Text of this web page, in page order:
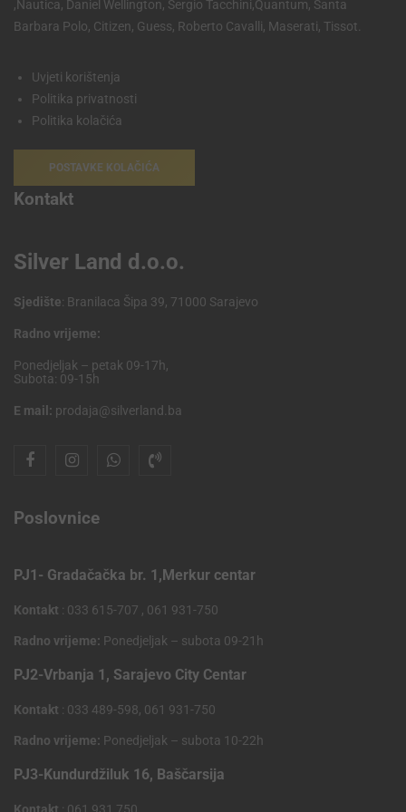
,Nautica, Daniel Wellington, Sergio Tacchini,Quantum, Santa
Barbara Polo, Citizen, Guess, Roberto Cavalli, Maserati, Tissot.
Uvjeti korištenja
Politika privatnosti
Politika kolačića
POSTAVKE KOLAČIĆA
Kontakt
Silver Land d.o.o.
Sjedište: Branilaca Šipa 39, 71000 Sarajevo
Radno vrijeme:
Ponedjeljak – petak 09-17h,
Subota: 09-15h
E mail: prodaja@silverland.ba
Poslovnice
PJ1- Gradačačka br. 1,Merkur centar
Kontakt : 033 615-707 , 061 931-750
Radno vrijeme: Ponedjeljak – subota 09-21h
PJ2-Vrbanja 1, Sarajevo City Centar
Kontakt : 033 489-598, 061 931-750
Radno vrijeme: Ponedjeljak – subota 10-22h
PJ3-Kundurdžiluk 16, Baščarsija